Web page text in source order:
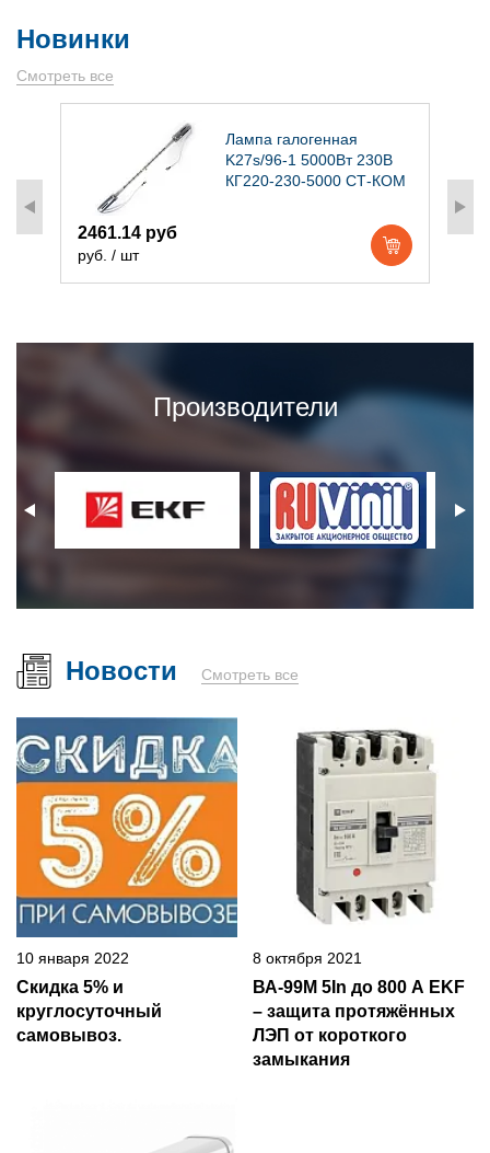
Новинки
Смотреть все
Лампа галогенная
K27s/96-1 5000Вт 230В
КГ220-230-5000 СТ-КОМ
2461.14 руб
руб. / шт
Производители
Новости Смотреть все
10 января 2022
Скидка 5% и
круглосуточный
самовывоз.
8 октября 2021
ВА-99М 5In до 800 А EKF
– защита протяжённых
ЛЭП от короткого
замыкания